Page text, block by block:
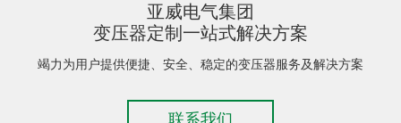
亚威电气集团
变压器定制一站式解决方案
竭力为用户提供便捷、安全、稳定的变压器服务及解决方案
联系我们